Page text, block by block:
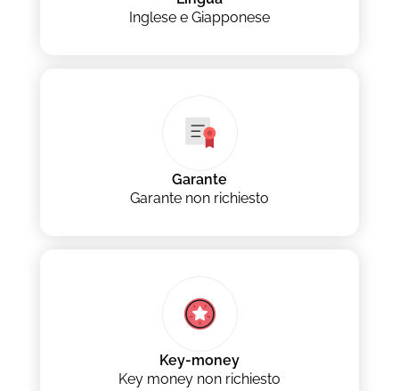
Inglese e Giapponese
Garante
Garante non richiesto
Key-money
Key money non richiesto